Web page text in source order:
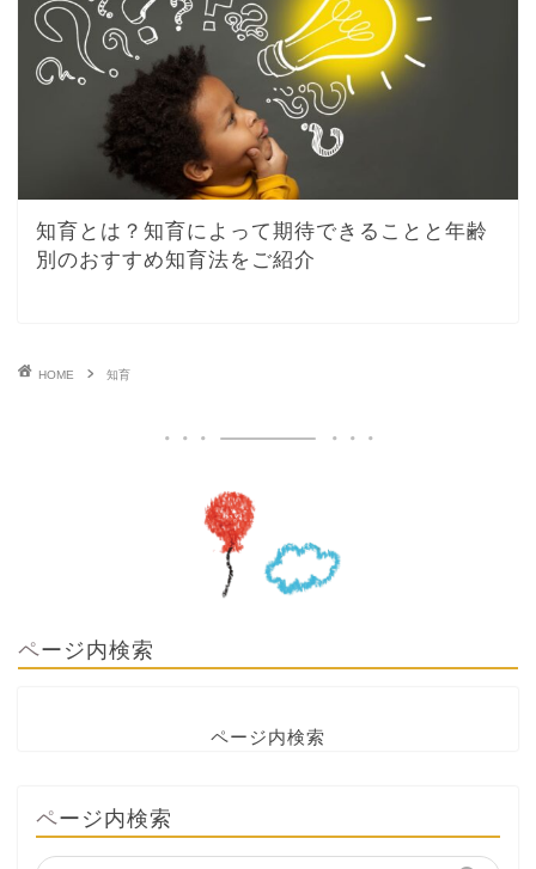
知育とは？知育によって期待できることと年齢
別のおすすめ知育法をご紹介
HOME 知育
ページ内検索
ページ内検索
ページ内検索